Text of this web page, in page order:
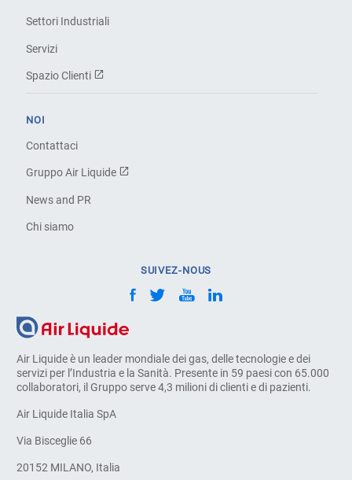
Air Liquide è un leader mondiale dei gas, delle tecnologie e dei
servizi per l’Industria e la Sanità. Presente in 59 paesi con 65.000
collaboratori, il Gruppo serve 4,3 milioni di clienti e di pazienti.
Air Liquide Italia SpA
Via Bisceglie 66
20152 MILANO, Italia
Settori Industriali
Servizi
Spazio Clienti
NOI
Contattaci
Gruppo Air Liquide
News and PR
Chi siamo
SUIVEZ-NOUS